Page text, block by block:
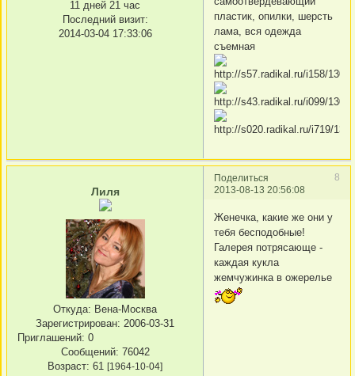
11 дней 21 час
Последний визит:
2014-03-04 17:33:06
пластик, опилки, шерсть
лама, вся одежда
съемная
Поделиться
8
2013-08-13 20:56:08
Лиля
Откуда: Вена-Москва
Зарегистрирован: 2006-03-31
Приглашений: 0
Сообщений: 76042
Возраст: 61 [1964-10-04]
Женечка, какие же они у
тебя бесподобные!
Галерея потрясающе -
каждая кукла
жемчужинка в ожерелье